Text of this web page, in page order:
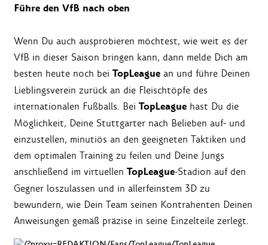
Führe den VfB nach oben
Wenn Du auch ausprobieren möchtest, wie weit es der
VfB in dieser Saison bringen kann, dann melde Dich am
besten heute noch bei TopLeague an und führe Deinen
Lieblingsverein zurück an die Fleischtöpfe des
internationalen Fußballs. Bei TopLeague hast Du die
Möglichkeit, Deine Stuttgarter nach Belieben auf- und
einzustellen, minutiös an den geeigneten Taktiken und
dem optimalen Training zu feilen und Deine Jungs
anschließend im virtuellen TopLeague-Stadion auf den
Gegner loszulassen und in allerfeinstem 3D zu
bewundern, wie Dein Team seinen Kontrahenten Deinen
Anweisungen gemäß präzise in seine Einzelteile zerlegt.